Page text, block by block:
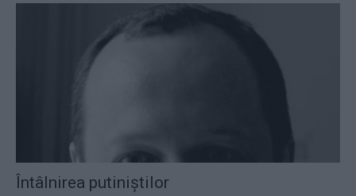
Întâlnirea putiniștilor